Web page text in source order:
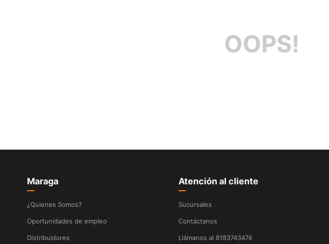
OOPS!
Maraga
¿Quienes Somos?
Oportunidades de empleo
Distribuidores
Atención al cliente
Sucursales
Contáctanos
Llámanos al 8183743474